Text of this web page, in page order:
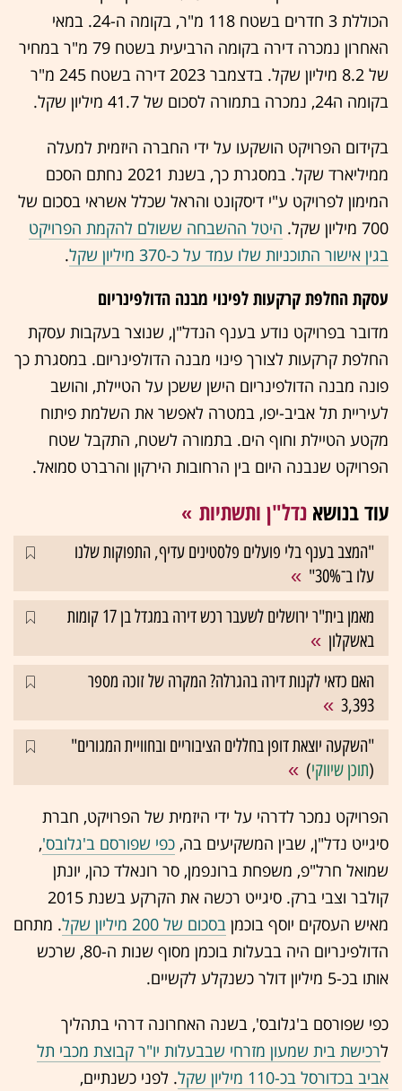
הכוללת 3 חדרים בשטח 118 מ"ר, בקומה ה-24. במאי
האחרון נמכרה דירה בקומה הרביעית בשטח 79 מ"ר במחיר
של 8.2 מיליון שקל. בדצמבר 2023 דירה בשטח 245 מ"ר
בקומה ה24, נמכרה בתמורה לסכום של 41.7 מיליון שקל.
בקידום הפרויקט הושקעו על ידי החברה היזמית למעלה
ממיליארד שקל. במסגרת כך, בשנת 2021 נחתם הסכם
המימון לפרויקט ע"י דיסקונט והראל שכלל אשראי בסכום של
700 מיליון שקל.
היטל ההשבחה ששולם להקמת הפרויקט
בגין אישור התוכניות שלו עמד על כ-370 מיליון שקל
.
עסקת החלפת קרקעות לפינוי מבנה הדולפינריום
מדובר בפרויקט נודע בענף הנדל"ן, שנוצר בעקבות עסקת
החלפת קרקעות לצורך פינוי מבנה הדולפינריום. במסגרת כך
פונה מבנה הדולפינריום הישן ששכן על הטיילת, והושב
לעיריית תל אביב-יפו, במטרה לאפשר את השלמת פיתוח
מקטע הטיילת וחוף הים. בתמורה לשטח, התקבל שטח
הפרויקט שנבנה היום בין הרחובות הירקון והרברט סמואל.
עוד בנושא נדל"ן ותשתיות
"המצב בענף בלי פועלים פלסטינים עדיף, התפוקות שלנו
עלו ב־30%"
מאמן בית"ר ירושלים לשעבר רכש דירה במגדל בן 17 קומות
באשקלון
האם כדאי לקנות דירה בהגרלה? המקרה של זוכה מספר
3,393
"השקעה יוצאת דופן בחללים הציבוריים ובחוויית המגורים"
(תוכן שיווקי)
הפרויקט נמכר לדרהי על ידי היזמית של הפרויקט, חברת
סיגייט נדל"ן, שבין המשקיעים בה, כפי שפורסם ב'גלובס',
שמואל חרל"פ, משפחת ברונפמן, סר רונאלד כהן, יונתן
קולבר וצבי ברק. סיגייט רכשה את הקרקע בשנת 2015
מאיש העסקים יוסף בוכמן בסכום של 200 מיליון שקל
. מתחם
הדולפינריום היה בבעלות בוכמן מסוף שנות ה-80, שרכש
אותו בכ-5 מיליון דולר כשנקלע לקשיים.
כפי שפורסם ב'גלובס', בשנה האחרונה דרהי בתהליך
לרכישת בית שמעון מזרחי שבבעלות יו"ר קבוצת מכבי תל
אביב בכדורסל בכ-110 מיליון שקל
. לפני כשנתיים,